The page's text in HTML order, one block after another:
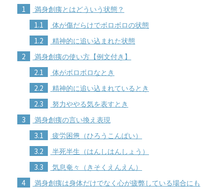
1 満身創痍とはどういう状態？
1.1 体が傷だらけでボロボロの状態
1.2 精神的に追い込まれた状態
2 満身創痍の使い方【例文付き】
2.1 体がボロボロなとき
2.2 精神的に追い込まれているとき
2.3 努力ややる気を表すとき
3 満身創痍の言い換え表現
3.1 疲労困憊（ひろうこんぱい）
3.2 半死半生（はんしはんしょう）
3.3 気息奄々（きそくえんえん）
4
満身創痍は身体だけでなく心が疲弊している場合にも